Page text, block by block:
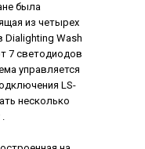
была
из четырех
Wash
7 светодиодов
управляется
LS-
несколько
.